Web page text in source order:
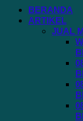
BERANDA
ARTIKEL
JUAL